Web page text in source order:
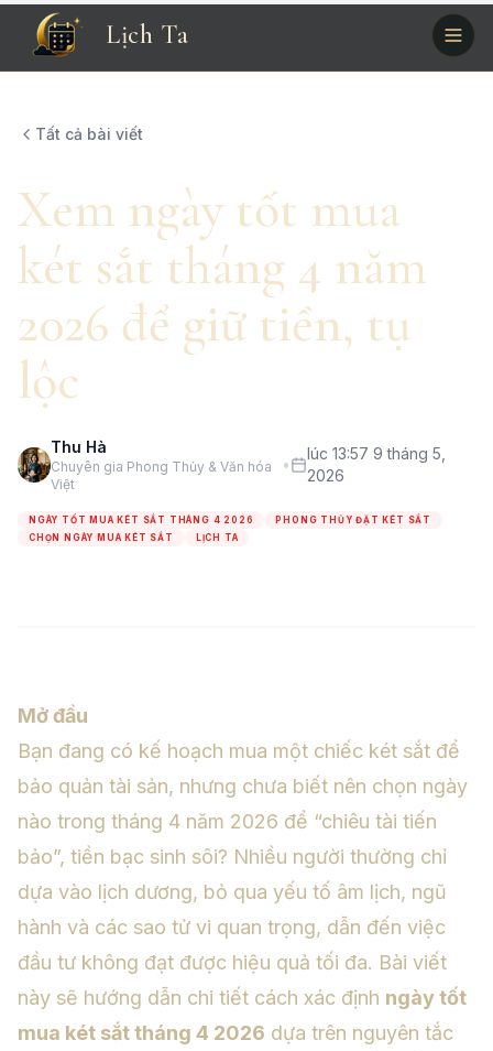
Lịch Ta
Tất cả bài viết
Xem ngày tốt mua
két sắt tháng 4 năm
2026 để giữ tiền, tụ
lộc
Thu Hà
Chuyên gia Phong Thủy & Văn hóa
Việt
•
lúc 13:57 9 tháng 5,
2026
NGÀY TỐT MUA KÉT SẮT THÁNG 4 2026
PHONG THỦY ĐẶT KÉT SẮT
CHỌN NGÀY MUA KÉT SẮT
LỊCH TA
Mở đầu
Bạn đang có kế hoạch mua một chiếc két sắt để
bảo quản tài sản, nhưng chưa biết nên chọn ngày
nào trong tháng 4 năm 2026 để “chiêu tài tiến
bảo”, tiền bạc sinh sôi? Nhiều người thường chỉ
dựa vào lịch dương, bỏ qua yếu tố âm lịch, ngũ
hành và các sao tử vi quan trọng, dẫn đến việc
đầu tư không đạt được hiệu quả tối đa. Bài viết
này sẽ hướng dẫn chi tiết cách xác định ngày tốt
mua két sắt tháng 4 2026 dựa trên nguyên tắc